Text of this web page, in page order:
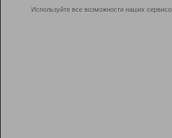
Используйте все возможности наших